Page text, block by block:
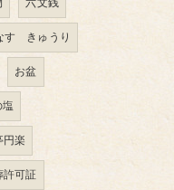
六文銭
す きゅうり
お盆
塩
円楽
許可証